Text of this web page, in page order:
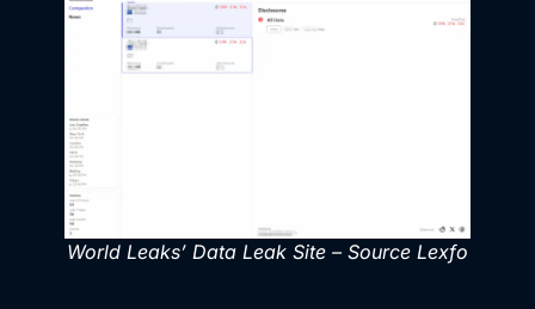
World Leaks’ Data Leak Site – Source Lexfo